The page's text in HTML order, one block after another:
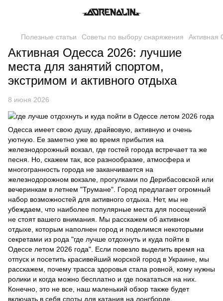
Полезные статьи Советы по выбору снаряжения Активная
Активная Одесса 2026: лучшие
места для занятий спортом,
экстримом и активного отдыха
8 июня 2026
Одесса имеет свою душу, драйвовую, активную и очень
уютную. Ее заметно уже во время прибытия на
железнодорожный вокзал, где гостей города встречает та же
песня. Но, скажем так, все разнообразие, атмосфера и
многогранность города не заканчивается на
железнодорожном вокзале, прогулками по Дерибасовской или
вечеринкам в летнем "Трумане". Город предлагает огромный
набор возможностей для активного отдыха. Нет, мы не
убеждаем, что наиболее популярные места для посещений
не стоят вашего внимания. Мы расскажем об активном
отдыхе, которым наполнен город и поделимся некоторыми
секретами из рода "где лучше отдохнуть и куда пойти в
Одессе летом 2026 года". Если повезло выделить время на
отпуск и посетить красивейший морской город в Украине, мы
расскажем, почему трасса здоровья стала ровной, кому нужны
ролики и когда можно бесплатно и где покататься на них.
Конечно, это не все, наш маленький обзор также будет
включать в себя споты для катания на лонгборде,